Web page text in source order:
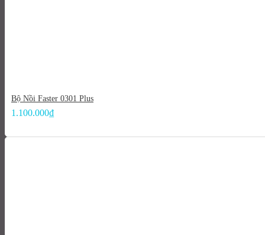
Bộ Nồi Faster 0301 Plus
1.100.000₫